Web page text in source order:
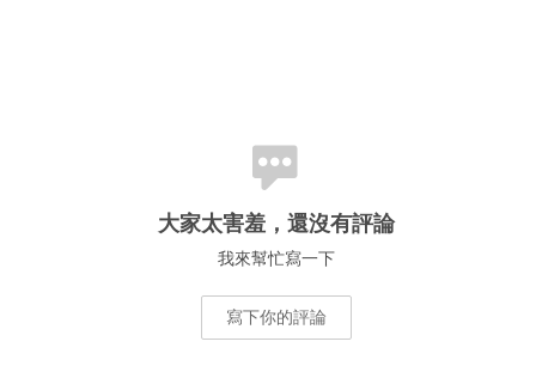
大家太害羞，還沒有評論
我來幫忙寫一下
寫下你的評論